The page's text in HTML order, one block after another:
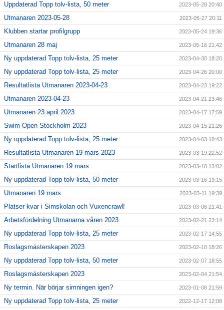
Uppdaterad Topp tolv-lista, 50 meter 2023-05-28 20:40
Utmanaren 2023-05-28 2023-05-27 20:11
Klubben startar profilgrupp 2023-05-24 19:36
Utmanaren 28 maj 2023-05-16 21:42
Ny uppdaterad Topp tolv-lista, 25 meter 2023-04-30 18:20
Ny uppdaterad Topp tolv-lista, 25 meter 2023-04-26 20:00
Resultatlista Utmanaren 2023-04-23 2023-04-23 19:22
Utmanaren 2023-04-23 2023-04-21 23:46
Utmanaren 23 april 2023 2023-04-17 17:59
Swim Open Stockholm 2023 2023-04-15 21:26
Ny uppdaterad Topp tolv-lista, 25 meter 2023-04-03 18:43
Resultatlista Utmanaren 19 mars 2023 2023-03-19 22:52
Startlista Utmanaren 19 mars 2023-03-18 13:02
Ny uppdaterad Topp tolv-lista, 50 meter 2023-03-16 19:15
Utmanaren 19 mars 2023-03-11 19:39
Platser kvar i Simskolan och Vuxencrawl! 2023-03-06 21:41
Arbetsfördelning Utmanarna våren 2023 2023-02-21 22:14
Ny uppdaterad Topp tolv-lista, 25 meter 2023-02-17 14:55
Roslagsmästerskapen 2023 2023-02-10 18:26
Ny uppdaterad Topp tolv-lista, 50 meter 2023-02-07 18:55
Roslagsmästerskapen 2023 2023-02-04 21:54
Ny termin. När börjar simningen igen? 2023-01-08 21:59
Ny uppdaterad Topp tolv-lista, 25 meter 2022-12-17 12:08